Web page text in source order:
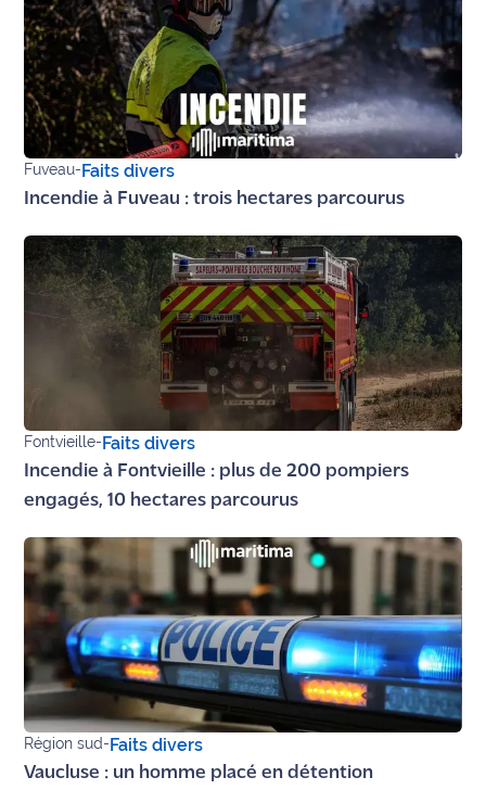
Archives
Fuveau-Faits divers
Incendie à Fuveau : trois hectares parcourus
Fontvieille-Faits divers
Incendie à Fontvieille : plus de 200 pompiers
engagés, 10 hectares parcourus
Région sud-Faits divers
Vaucluse : un homme placé en détention